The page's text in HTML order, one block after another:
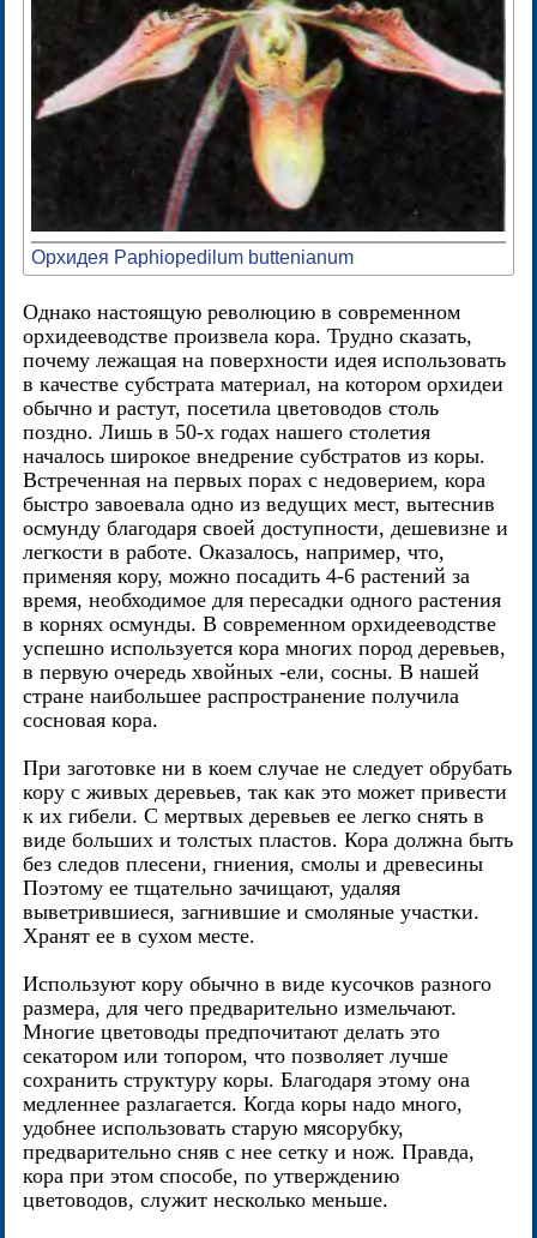
Орхидея Paphiopedilum buttenianum
Однако настоящую революцию в современном
орхидееводстве произвела кора. Трудно сказать,
почему лежащая на поверхности идея использовать
в качестве субстрата материал, на котором орхидеи
обычно и растут, посетила цветоводов столь
поздно. Лишь в 50-х годах нашего столетия
началось широкое внедрение субстратов из коры.
Встреченная на первых порах с недоверием, кора
быстро завоевала одно из ведущих мест, вытеснив
осмунду благодаря своей доступности, дешевизне и
легкости в работе. Оказалось, например, что,
применяя кору, можно посадить 4-6 растений за
время, необходимое для пересадки одного растения
в корнях осмунды. В современном орхидееводстве
успешно используется кора многих пород деревьев,
в первую очередь хвойных -ели, сосны. В нашей
стране наибольшее распространение получила
сосновая кора.
При заготовке ни в коем случае не следует обрубать
кору с живых деревьев, так как это может привести
к их гибели. С мертвых деревьев ее легко снять в
виде больших и толстых пластов. Кора должна быть
без следов плесени, гниения, смолы и древесины
Поэтому ее тщательно зачищают, удаляя
выветрившиеся, загнившие и смоляные участки.
Хранят ее в сухом месте.
Используют кору обычно в виде кусочков разного
размера, для чего предварительно измельчают.
Многие цветоводы предпочитают делать это
секатором или топором, что позволяет лучше
сохранить структуру коры. Благодаря этому она
медленнее разлагается. Когда коры надо много,
удобнее использовать старую мясорубку,
предварительно сняв с нее сетку и нож. Правда,
кора при этом способе, по утверждению
цветоводов, служит несколько меньше.